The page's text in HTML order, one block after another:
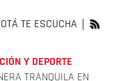
TE ESCUCHA
Y DEPORTE
TRANQUILA EN